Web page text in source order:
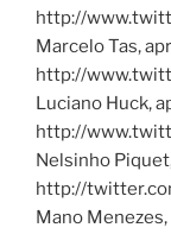
http://
Marcelo Tas,
http://
Luciano Huck,
http://
Nelsinho
http://
Mano